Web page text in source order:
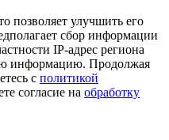
позволяет улучшить его
сбор информации
IP-адрес региона
информацию. Продолжая
с политикой
согласие на обработку